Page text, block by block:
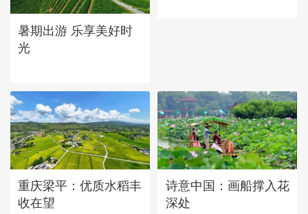
暑期出游 乐享美好时
光
重庆梁平：优质水稻丰
收在望
诗意中国：画船撑入花
深处